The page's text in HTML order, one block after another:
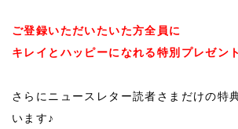
ご登録いただいたいた方全員に
キレイとハッピーになれる特別プレゼン
さらにニュースレター読者さまだけの特
います♪